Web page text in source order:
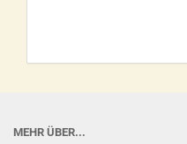
MEHR ÜBER...